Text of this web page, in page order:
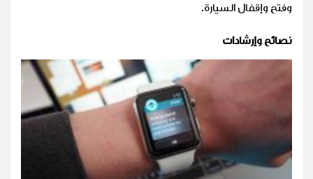
وفتح وإقفال السيارة.
نصائح وإرشادات